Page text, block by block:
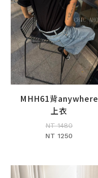
加入購物車
MHH61背anywhere
上衣
NT 1480
NT 1250